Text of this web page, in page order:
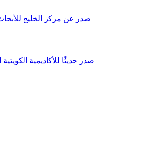
صدر عن مركز الخليج للأبحاث الملف الاستراتيجي السنوي مع بداية عام
صدر حديثًا للأكاديمية